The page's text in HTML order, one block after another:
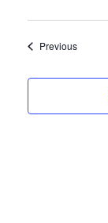
PreviousEvents